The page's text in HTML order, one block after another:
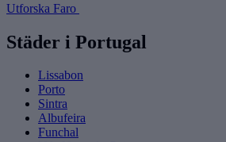
Utforska Faro
Städer i Portugal
Lissabon
Porto
Sintra
Albufeira
Funchal